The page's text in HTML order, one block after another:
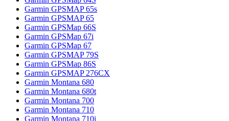
Garmin GPSMAP 65s
Garmin GPSMAP 65
Garmin GPSMap 66S
Garmin GPSMap 67i
Garmin GPSMap 67
Garmin GPSMAP 79S
Garmin GPSMap 86S
Garmin GPSMAP 276CX
Garmin Montana 680
Garmin Montana 680t
Garmin Montana 700
Garmin Montana 710
Garmin Montana 710i